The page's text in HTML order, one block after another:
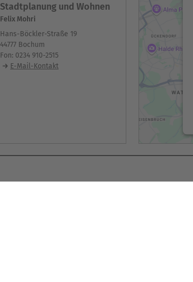
Stadtplanung und Wohnen
Felix Mohri
Hans-Böckler-Straße 19
44777 Bochum
Fon: 0234 910-2515
E-Mail-Kontakt